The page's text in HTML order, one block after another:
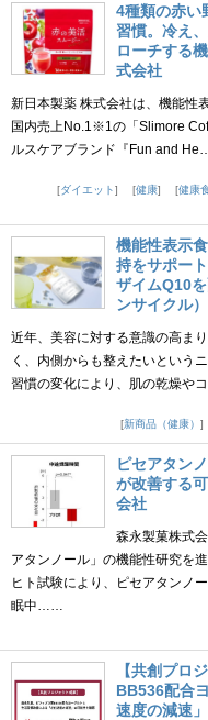
4種類の赤い
習慣。冷え
ローチする
式会社
新日本製薬 株式会社は、機能性
国内売上No.1※1の「Slimore
ルスケアブランド『Fun and
ダイエット
健康 健康
機能性表示
持をサポー
ザイムQ10
ンサイクル
近年、美容に対する意識の高ま
く、内側からも整えたいという
習慣の変化により、肌の乾燥や
新商品（健康）
ピセアタン
が改善する
会社
森永製菓株式
アタンノール」の機能性研究を
ヒト試験により、ピセアタンノ
眠中……
【共創プロ
BB536配合
速度の減速